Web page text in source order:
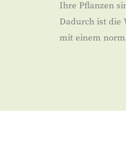
Ihre Pflanzen
Dadurch ist die
mit einem